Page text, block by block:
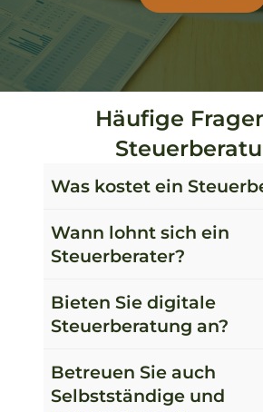
Häufige
Was kostet ein
Wann lohnt sich ein
Steuerberater?
Bieten Sie digitale
Steuerberatung an?
Betreuen Sie auch
Selbstständige und